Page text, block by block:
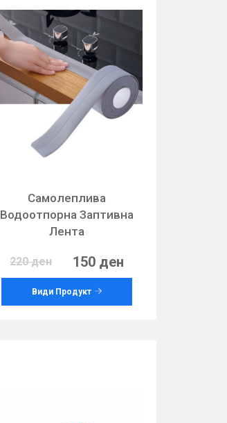
Самолеплива
Водоотпорна Заптивна
Лента
220 ден 150 ден
Види Продукт